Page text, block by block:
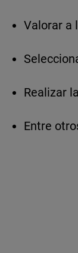
Valorar a
Realizar
Entre